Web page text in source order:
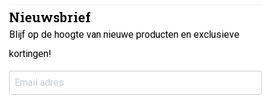
Nieuwsbrief
Blijf op de hoogte van nieuwe producten en exclusieve
kortingen!